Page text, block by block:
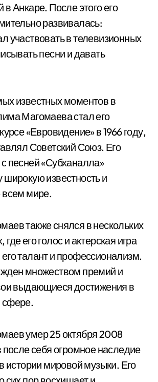
в Анкаре. После этого его
развивалась:
участвовать в телевизионных
песни и давать
известных моментов в
Магомаева стал его
«Евровидение» в 1966 году,
Советский Союз. Его
песней «Субханалла»
широкую известность и
всем мире.
также снялся в нескольких
его голос и актерская игра
талант и профессионализм.
множеством премий и
выдающиеся достижения в
сфере.
умер 25 октября 2008
после себя огромное наследие
истории мировой музыки. Его